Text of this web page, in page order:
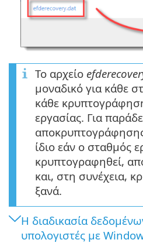
Το αρχείο
μοναδικό για κάθε
κάθε
εργασίας. Για
ίδιο εάν ο σταθμός
κρυπτογραφηθεί,
και, στη συνέχεια,
ξανά.
Η διαδικασία
υπολογιστές με